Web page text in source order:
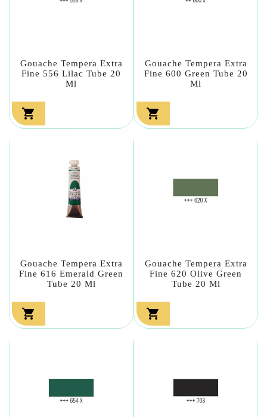
Gouache Tempera Extra
Fine 556 Lilac Tube 20
Ml

Gouache Tempera Extra
Fine 600 Green Tube 20
Ml

Gouache Tempera Extra
Fine 616 Emerald Green
Tube 20 Ml

Gouache Tempera Extra
Fine 620 Olive Green
Tube 20 Ml
